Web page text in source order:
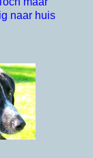
naar huis